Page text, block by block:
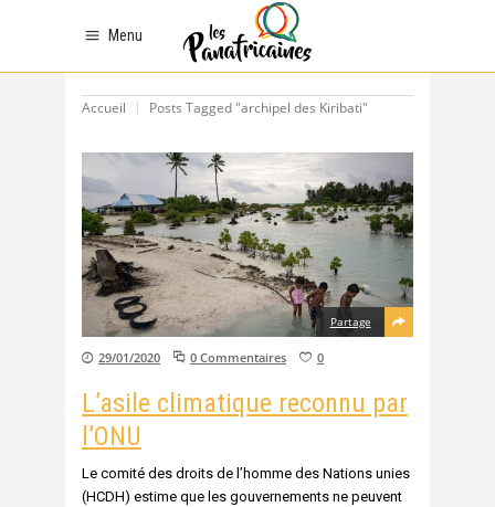
Menu
Accueil Posts Tagged "archipel des Kiribati"
Partage
29/01/2020 0 Commentaires 0
L’asile climatique reconnu par
l’ONU
Le comité des droits de l’homme des Nations unies
(HCDH) estime que les gouvernements ne peuvent